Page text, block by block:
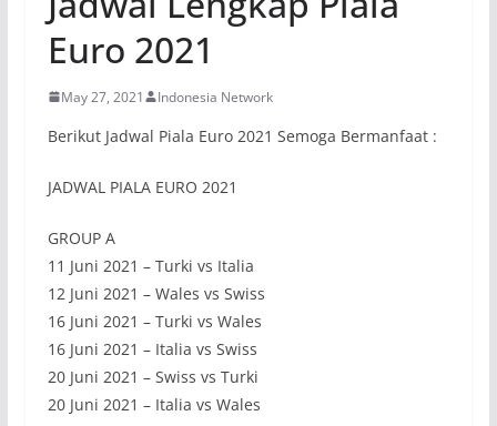
Euro 2021
May 27, 2021 Indonesia Network
Berikut Jadwal Piala Euro 2021 Semoga Bermanfaat :
JADWAL PIALA EURO 2021
GROUP A
11 Juni 2021 – Turki vs Italia
12 Juni 2021 – Wales vs Swiss
16 Juni 2021 – Turki vs Wales
16 Juni 2021 – Italia vs Swiss
20 Juni 2021 – Swiss vs Turki
20 Juni 2021 – Italia vs Wales